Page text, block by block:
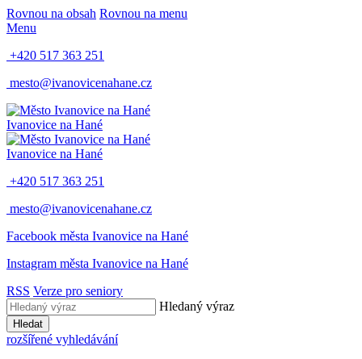
Rovnou na obsah Rovnou na menu
Menu
+420 517 363 251
mesto@ivanovicenahane.cz
Ivanovice na Hané
Ivanovice na Hané
+420 517 363 251
mesto@ivanovicenahane.cz
Facebook města Ivanovice na Hané
Instagram města Ivanovice na Hané
RSS Verze pro seniory
Hledaný výraz
Hledat
rozšířené vyhledávání